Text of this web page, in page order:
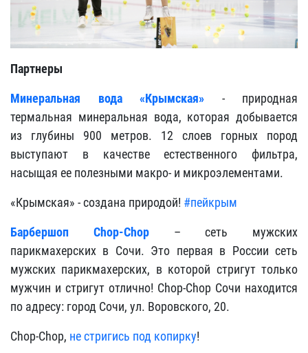
Партнеры
Минеральная вода «Крымская» - природная
термальная минеральная вода, которая добывается
из глубины 900 метров. 12 слоев горных пород
выступают в качестве естественного фильтра,
насыщая ее полезными макро- и микроэлементами.
«Крымская» - создана природой! #пейкрым
Барбершоп Chop-Chop– сеть мужских
парикмахерских в Сочи. Это первая в России сеть
мужских парикмахерских, в которой стригут только
мужчин и стригут отлично! Chop-Chop Сочи находится
по адресу: город Сочи, ул. Воровского, 20.
Chop-Chop, не стригись под копирку!